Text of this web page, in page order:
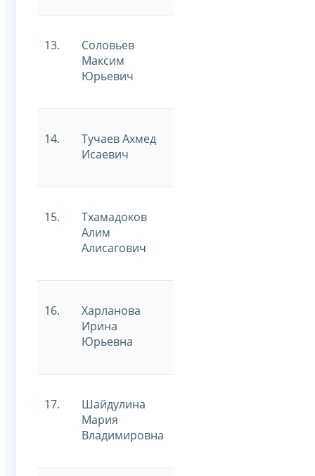
13.
Соловьев
Максим
Юрьевич
14.
Тучаев Ахмед
Исаевич
15.
Тхамадоков
Алим
Алисагович
16.
Харланова
Ирина
Юрьевна
17.
Шайдулина
Мария
Владимировна